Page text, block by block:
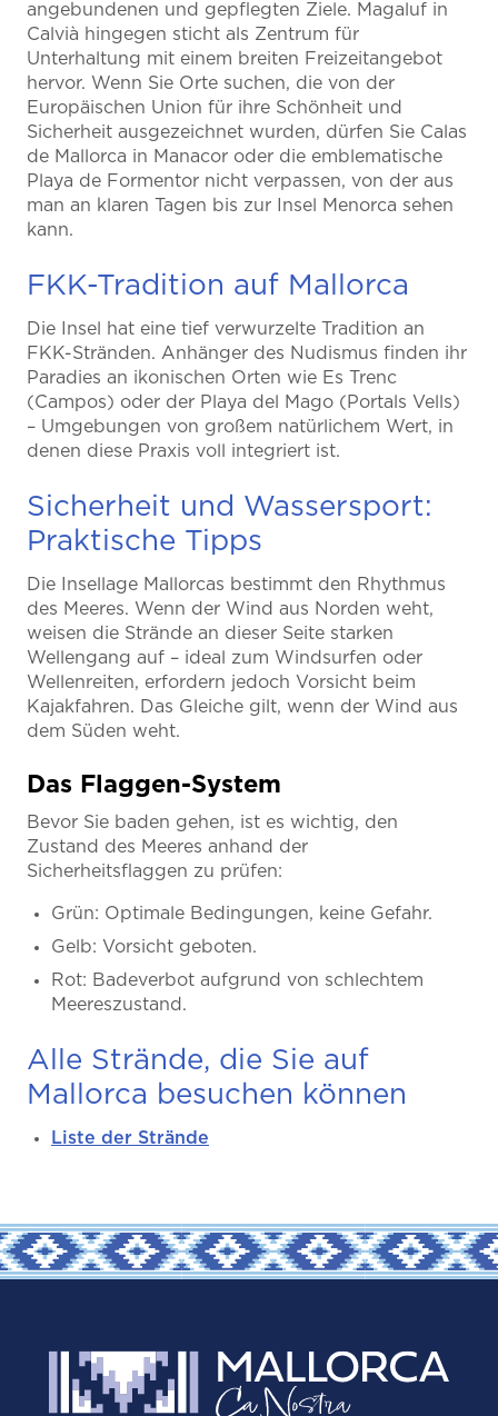
angebundenen und gepflegten Ziele. Magaluf in
Calvià hingegen sticht als Zentrum für
Unterhaltung mit einem breiten Freizeitangebot
hervor. Wenn Sie Orte suchen, die von der
Europäischen Union für ihre Schönheit und
Sicherheit ausgezeichnet wurden, dürfen Sie Calas
de Mallorca in Manacor oder die emblematische
Playa de Formentor nicht verpassen, von der aus
man an klaren Tagen bis zur Insel Menorca sehen
kann.
FKK-Tradition auf Mallorca
Die Insel hat eine tief verwurzelte Tradition an
FKK-Stränden. Anhänger des Nudismus finden ihr
Paradies an ikonischen Orten wie Es Trenc
(Campos) oder der Playa del Mago (Portals Vells)
– Umgebungen von großem natürlichem Wert, in
denen diese Praxis voll integriert ist.
Sicherheit und Wassersport:
Praktische Tipps
Die Insellage Mallorcas bestimmt den Rhythmus
des Meeres. Wenn der Wind aus Norden weht,
weisen die Strände an dieser Seite starken
Wellengang auf – ideal zum Windsurfen oder
Wellenreiten, erfordern jedoch Vorsicht beim
Kajakfahren. Das Gleiche gilt, wenn der Wind aus
dem Süden weht.
Das Flaggen-System
Bevor Sie baden gehen, ist es wichtig, den
Zustand des Meeres anhand der
Sicherheitsflaggen zu prüfen:
Grün: Optimale Bedingungen, keine Gefahr.
Gelb: Vorsicht geboten.
Rot: Badeverbot aufgrund von schlechtem
Meereszustand.
Alle Strände, die Sie auf
Mallorca besuchen können
Liste der Strände